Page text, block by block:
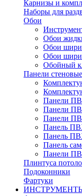
Карнизы и
Наборы для
Обои
Обои
Обои
Обои
Обойный
Панели
Панели
Панели
Панели
Панель
Панель
Панель
Панели
Плинтуса
Подоконники
Фартуки